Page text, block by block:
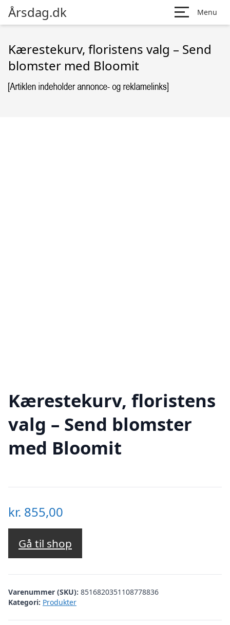
Årsdag.dk Menu
Kærestekurv, floristens valg – Send
blomster med Bloomit
Kærestekurv, floristens
valg – Send blomster
med Bloomit
kr. 855,00
Gå til shop
Varenummer (SKU): 8516820351108778836
Kategori: Produkter